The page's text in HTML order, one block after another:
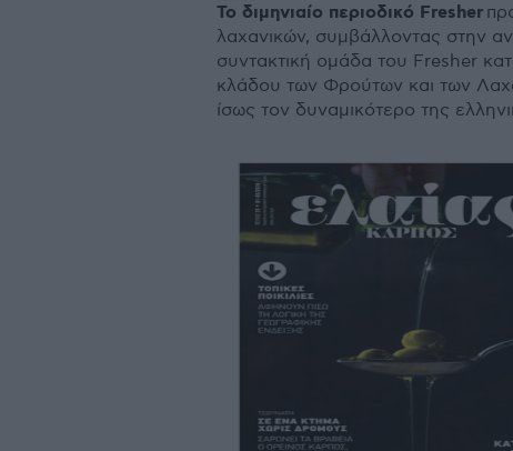
Το διµηνιαίο περιοδικό Fresher
λαχανικών, συµβάλλοντας στην
συντακτική οµάδα του Fresher
κλάδου των Φρούτων και των
ίσως τον δυναµικότερο της